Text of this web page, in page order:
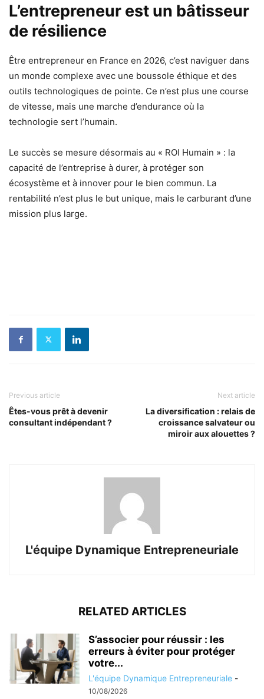
L’entrepreneur est un bâtisseur
de résilience
Être entrepreneur en France en 2026, c’est naviguer dans
un monde complexe avec une boussole éthique et des
outils technologiques de pointe. Ce n’est plus une course
de vitesse, mais une marche d’endurance où la
technologie sert l’humain.
Le succès se mesure désormais au « ROI Humain » : la
capacité de l’entreprise à durer, à protéger son
écosystème et à innover pour le bien commun. La
rentabilité n’est plus le but unique, mais le carburant d’une
mission plus large.
Previous article
Êtes-vous prêt à devenir
consultant indépendant ?
Next article
La diversification : relais de
croissance salvateur ou
miroir aux alouettes ?
L'équipe Dynamique Entrepreneuriale
RELATED ARTICLES
S’associer pour réussir : les
erreurs à éviter pour protéger
votre...
L'équipe Dynamique Entrepreneuriale -
10/08/2026